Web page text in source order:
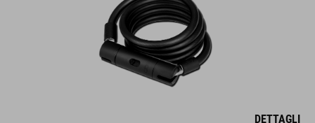
DETTAGLI